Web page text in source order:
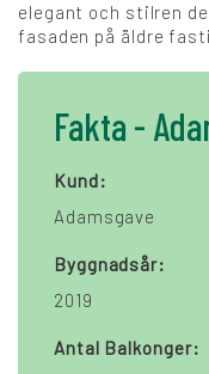
elegant och stilren
fasaden på äldre
Fakta -
Kund:
Adamsgave
Byggnadsår:
2019
Antal Balkonger: